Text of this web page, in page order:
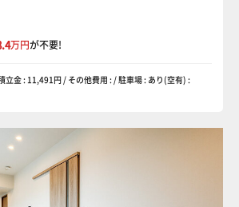
万円が不要!
立金 : 11,491円 / その他費用 : / 駐車場 : あり(空有) :